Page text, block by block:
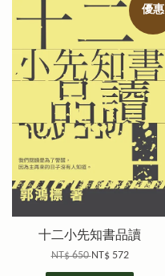
優惠
十二小先知書品讀
NT$ 650NT$ 572